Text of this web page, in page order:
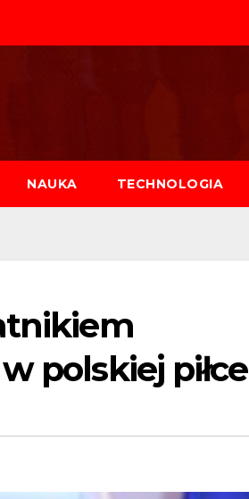
NAUKA TECHNOLOGIA
polskiej piłce